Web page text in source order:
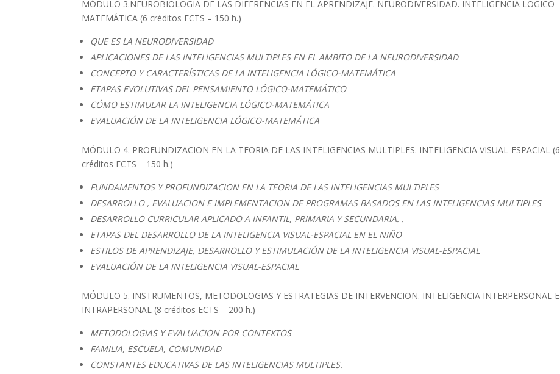
MÓDULO 3.NEUROBIOLOGIA DE LAS DIFERENCIAS EN EL APRENDIZAJE. NEURODIVERSIDAD. INTELIGENCIA LOGICO-
MATEMÁTICA (6 créditos ECTS – 150 h.)
QUE ES LA NEURODIVERSIDAD
APLICACIONES DE LAS INTELIGENCIAS MULTIPLES EN EL AMBITO DE LA NEURODIVERSIDAD
CONCEPTO Y CARACTERÍSTICAS DE LA INTELIGENCIA LÓGICO-MATEMÁTICA
ETAPAS EVOLUTIVAS DEL PENSAMIENTO LÓGICO-MATEMÁTICO
CÓMO ESTIMULAR LA INTELIGENCIA LÓGICO-MATEMÁTICA
EVALUACIÓN DE LA INTELIGENCIA LÓGICO-MATEMÁTICA
MÓDULO 4. PROFUNDIZACION EN LA TEORIA DE LAS INTELIGENCIAS MULTIPLES. INTELIGENCIA VISUAL-ESPACIAL (6
créditos ECTS – 150 h.)
FUNDAMENTOS Y PROFUNDIZACION EN LA TEORIA DE LAS INTELIGENCIAS MULTIPLES
DESARROLLO , EVALUACION E IMPLEMENTACION DE PROGRAMAS BASADOS EN LAS INTELIGENCIAS MULTIPLES
DESARROLLO CURRICULAR APLICADO A INFANTIL, PRIMARIA Y SECUNDARIA. .
ETAPAS DEL DESARROLLO DE LA INTELIGENCIA VISUAL-ESPACIAL EN EL NIÑO
ESTILOS DE APRENDIZAJE, DESARROLLO Y ESTIMULACIÓN DE LA INTELIGENCIA VISUAL-ESPACIAL
EVALUACIÓN DE LA INTELIGENCIA VISUAL-ESPACIAL
MÓDULO 5. INSTRUMENTOS, METODOLOGIAS Y ESTRATEGIAS DE INTERVENCION. INTELIGENCIA INTERPERSONAL E
INTRAPERSONAL (8 créditos ECTS – 200 h.)
METODOLOGIAS Y EVALUACION POR CONTEXTOS
FAMILIA, ESCUELA, COMUNIDAD
CONSTANTES EDUCATIVAS DE LAS INTELIGENCIAS MULTIPLES.